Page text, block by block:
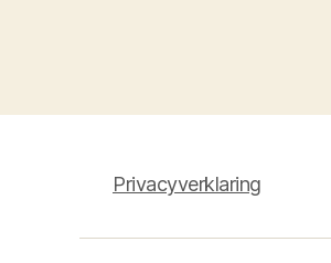
Privacyverklaring